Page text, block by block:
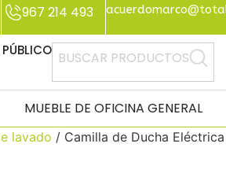
967 214 493
BUSCAR PRODUCTOS
MUEBLE DE OFICINA GENERAL
lavado / Camilla de Ducha